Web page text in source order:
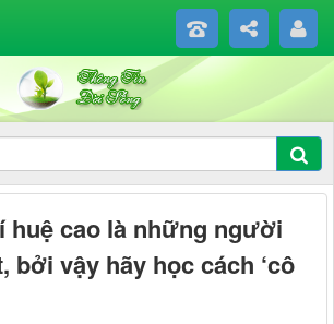
huệ cao là những người
bởi vậy hãy học cách ‘cô